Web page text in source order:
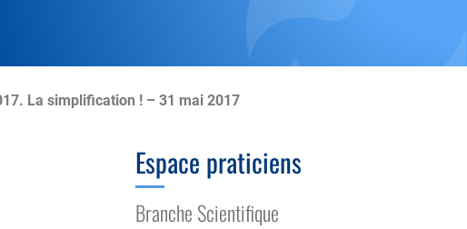
La simplification ! – 31 mai 2017
Espace praticiens
Branche Scientifique